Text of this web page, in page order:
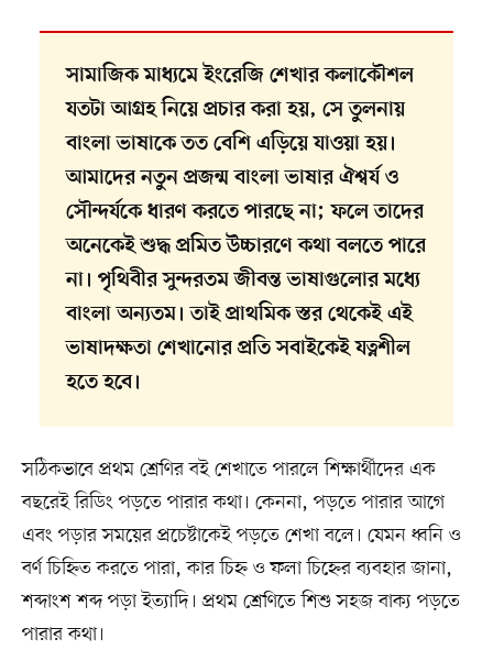
সামাজিক মাধ্যমে ইংরেজি শেখার কলাকৌশল
যতটা আগ্রহ নিয়ে প্রচার করা হয়, সে তুলনায়
বাংলা ভাষাকে তত বেশি এড়িয়ে যাওয়া হয়।
আমাদের নতুন প্রজন্ম বাংলা ভাষার ঐশ্বর্য ও
সৌন্দর্যকে ধারণ করতে পারছে না; ফলে তাদের
অনেকেই শুদ্ধ প্রমিত উচ্চারণে কথা বলতে পারে
না। পৃথিবীর সুন্দরতম জীবন্ত ভাষাগুলোর মধ্যে
বাংলা অন্যতম। তাই প্রাথমিক স্তর থেকেই এই
ভাষাদক্ষতা শেখানোর প্রতি সবাইকেই যত্নশীল
হতে হবে।
সঠিকভাবে প্রথম শ্রেণির বই শেখাতে পারলে শিক্ষার্থীদের এক
বছরেই রিডিং পড়তে পারার কথা। কেননা, পড়তে পারার আগে
এবং পড়ার সময়ের প্রচেষ্টাকেই পড়তে শেখা বলে। যেমন ধ্বনি ও
বর্ণ চিহ্নিত করতে পারা, কার চিহ্ন ও ফলা চিহ্নের ব্যবহার জানা,
শব্দাংশ শব্দ পড়া ইত্যাদি। প্রথম শ্রেণিতে শিশু সহজ বাক্য পড়তে
পারার কথা।